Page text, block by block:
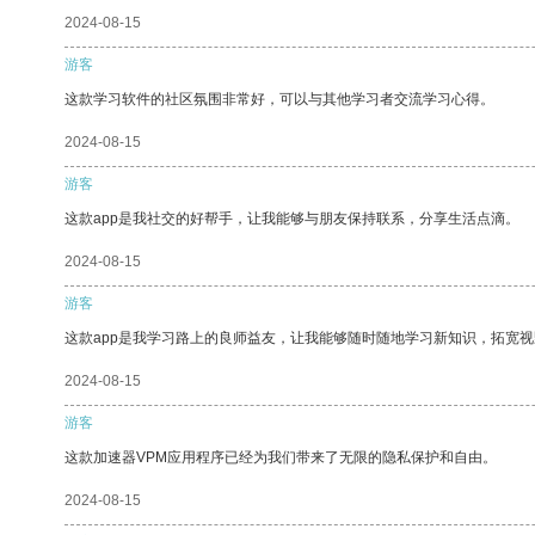
2024-08-15
游客
这款学习软件的社区氛围非常好，可以与其他学习者交流学习心得。
2024-08-15
游客
这款app是我社交的好帮手，让我能够与朋友保持联系，分享生活点滴。
2024-08-15
游客
这款app是我学习路上的良师益友，让我能够随时随地学习新知识，拓宽
2024-08-15
游客
这款加速器VPM应用程序已经为我们带来了无限的隐私保护和自由。
2024-08-15